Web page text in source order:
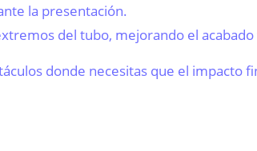
la presentación.
del tubo, mejorando el
donde necesitas que el impacto